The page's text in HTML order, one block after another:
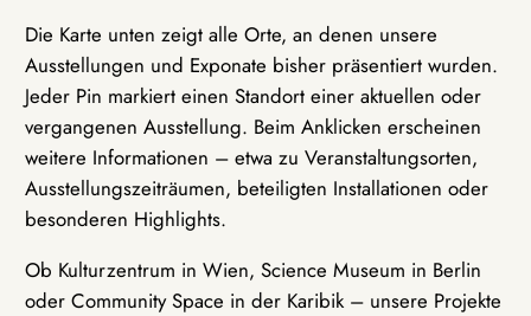
Die Karte unten zeigt alle Orte, an denen unsere
Ausstellungen und Exponate bisher präsentiert wurden.
Jeder Pin markiert einen Standort einer aktuellen oder
vergangenen Ausstellung. Beim Anklicken erscheinen
weitere Informationen – etwa zu Veranstaltungsorten,
Ausstellungszeiträumen, beteiligten Installationen oder
besonderen Highlights.
Ob Kulturzentrum in Wien, Science Museum in Berlin
oder Community Space in der Karibik – unsere Projekte